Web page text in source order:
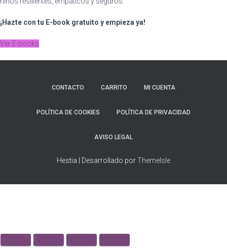
¡Hazte con tu E-book gratuito y empieza ya!
Ver E-books
CONTACTO CARRITO MI CUENTA
POLÍTICA DE COOKIES POLÍTICA DE PRIVACIDAD
AVISO LEGAL
Hestia | Desarrollado porThemeIsle